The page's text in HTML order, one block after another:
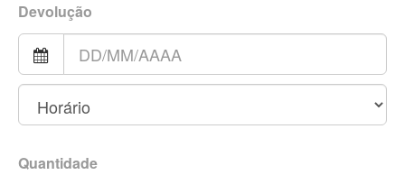
Devolução
Quantidade